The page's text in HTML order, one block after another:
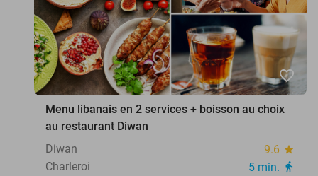
favorite_border
Menu libanais en 2 services + boisson au choix
au restaurant Diwan
Diwan
9.6 star
Charleroi 5 min. directions_walk